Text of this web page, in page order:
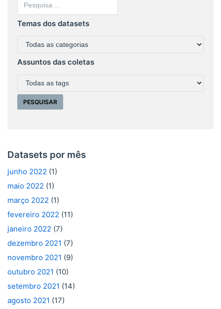
Temas dos datasets
Assuntos das coletas
Datasets por mês
junho 2022 (1)
maio 2022 (1)
março 2022 (1)
fevereiro 2022 (11)
janeiro 2022 (7)
dezembro 2021 (7)
novembro 2021 (9)
outubro 2021 (10)
setembro 2021 (14)
agosto 2021 (17)